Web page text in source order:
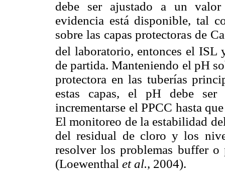
debe ser ajustado a un
evidencia está disponible, tal
sobre las capas protectoras de
del laboratorio, entonces el ISL
de partida. Manteniendo el pH
protectora en las tuberías
estas capas, el pH debe
incrementarse el PPCC hasta
El monitoreo de la estabilidad
del residual de cloro y los
resolver los problemas buffer o
(Loewenthal et al., 2004).